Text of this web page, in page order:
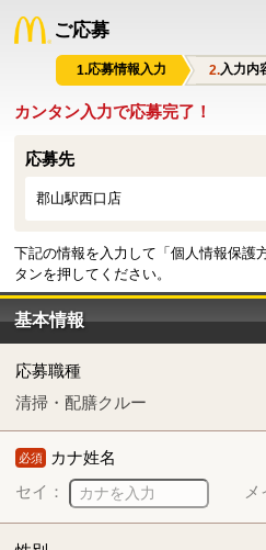
ご応募
応募情報入力 入力内
カンタン入力で応募完了！
応募先
郡山駅西口店
下記の情報を入力して「個人情報保護
タンを押してください。
基本情報
応募職種
清掃・配膳クルー
必須 カナ姓名
セイ：
メ